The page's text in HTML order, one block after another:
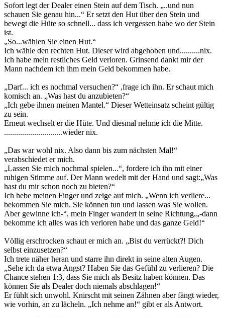
Sofort legt der Dealer einen Stein auf dem Tisch. „..und nun
schauen Sie genau hin...“ Er setzt den Hut über den Stein und
bewegt die Hüte so schnell... dass ich vergessen habe wo der Stein
ist.
„So...wählen Sie einen Hut.“
Ich wähle den rechten Hut. Dieser wird abgehoben und..........nix.
Ich habe mein restliches Geld verloren. Grinsend dankt mir der
Mann nachdem ich ihm mein Geld bekommen habe.
„Darf... ich es nochmal versuchen?“ ,frage ich ihn. Er schaut mich
komisch an. „Was hast du anzubieten?“
„Ich gebe ihnen meinen Mantel.“ Dieser Wetteinsatz scheint gültig
zu sein.
Erneut wechselt er die Hüte. Und diesmal nehme ich die Mitte.
.............................wieder nix.
„Das war wohl nix. Also dann bis zum nächsten Mal!“
verabschiedet er mich.
„Lassen Sie mich nochmal spielen...“, fordere ich ihn mit einer
ruhigen Stimme auf. Der Mann wedelt mit der Hand und sagt:„Was
hast du mir schon noch zu bieten?“
Ich hebe meinen Finger und zeige auf mich. „Wenn ich verliere...
bekommen Sie mich. Sie können tun und lassen was Sie wollen.
Aber gewinne ich-“, mein Finger wandert in seine Richtung,„-dann
bekomme ich alles was ich verloren habe und das ganze Geld!“
Völlig erschrocken schaut er mich an. „Bist du verrückt?! Dich
selbst einzusetzen?“
Ich trete näher heran und starre ihn direkt in seine alten Augen.
„Sehe ich da etwa Angst? Haben Sie das Gefühl zu verlieren? Die
Chance stehen 1:3, dass Sie mich als Besitz haben können. Das
können Sie als Dealer doch niemals abschlagen!“
Er fühlt sich unwohl. Knirscht mit seinen Zähnen aber fängt wieder,
wie vorhin, an zu lächeln. „Ich nehme an!“ gibt er als Antwort.